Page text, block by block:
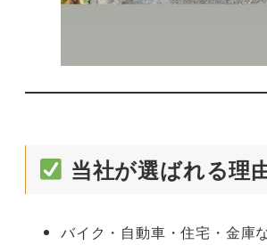
当社が選ばれる理
バイク・自動車・住宅・金庫